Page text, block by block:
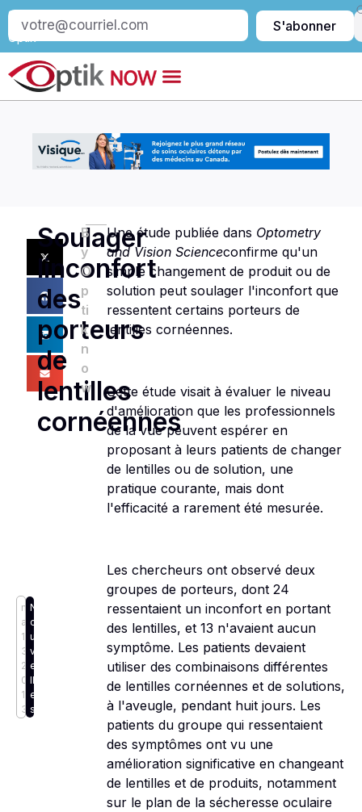
S’abonner
Optik
S'abonner
m
ai
1
3,
2
0
1
3
N
o
u
v
e
ll
e
s
Soulager
linconfort
des
porteurs
de
lentilles
cornéennes
B
y
O
p
ti
k
n
o
w
Une étude publiée dans Optometry
and Vision Scienceconfirme qu'un
simple changement de produit ou de
solution peut soulager l'inconfort que
ressentent certains porteurs de
lentilles cornéennes.
Cette étude visait à évaluer le niveau
d'amélioration que les professionnels
de la vue peuvent espérer en
proposant à leurs patients de changer
de lentilles ou de solution, une
pratique courante, mais dont
l'efficacité a rarement été mesurée.
Les chercheurs ont observé deux
groupes de porteurs, dont 24
ressentaient un inconfort en portant
des lentilles, et 13 n'avaient aucun
symptôme. Les patients devaient
utiliser des combinaisons différentes
de lentilles cornéennes et de solutions,
à l'aveugle, pendant huit jours. Les
patients du groupe qui ressentaient
des symptômes ont vu une
amélioration significative en changeant
de lentilles et de produits, notamment
sur le plan de la sécheresse oculaire